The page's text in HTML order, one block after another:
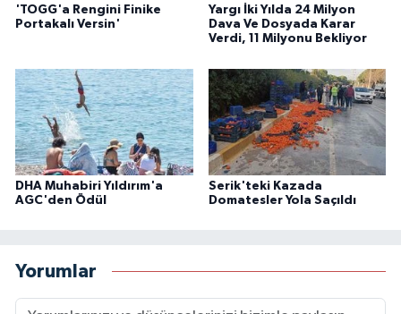
'TOGG'a Rengini Finike
Portakalı Versin'
Yargı İki Yılda 24 Milyon
Dava Ve Dosyada Karar
Verdi, 11 Milyonu Bekliyor
DHA Muhabiri Yıldırım'a
AGC'den Ödül
Serik'teki Kazada
Domatesler Yola Saçıldı
Yorumlar